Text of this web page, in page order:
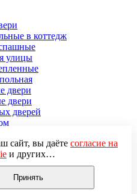
в коттедж
улицы
двери
двери
дверей
двери
в квартиру
открывания
сайт, вы даёте согласие на
и других
IP-адрес, сведения о
на сайте и т. п.)
проведения
Принять